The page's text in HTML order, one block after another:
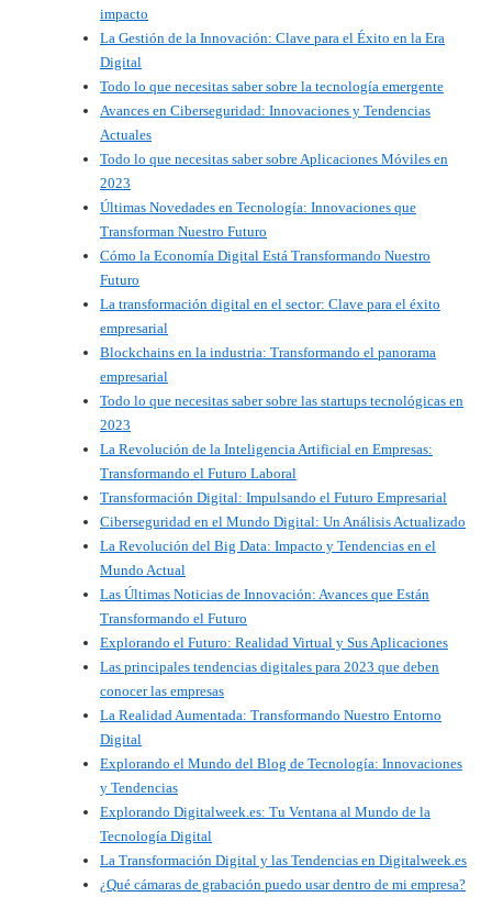
impacto
La Gestión de la Innovación: Clave para el Éxito en la Era
Digital
Todo lo que necesitas saber sobre la tecnología emergente
Avances en Ciberseguridad: Innovaciones y Tendencias
Actuales
Todo lo que necesitas saber sobre Aplicaciones Móviles en
2023
Últimas Novedades en Tecnología: Innovaciones que
Transforman Nuestro Futuro
Cómo la Economía Digital Está Transformando Nuestro
Futuro
La transformación digital en el sector: Clave para el éxito
empresarial
Blockchains en la industria: Transformando el panorama
empresarial
Todo lo que necesitas saber sobre las startups tecnológicas en
2023
La Revolución de la Inteligencia Artificial en Empresas:
Transformando el Futuro Laboral
Transformación Digital: Impulsando el Futuro Empresarial
Ciberseguridad en el Mundo Digital: Un Análisis Actualizado
La Revolución del Big Data: Impacto y Tendencias en el
Mundo Actual
Las Últimas Noticias de Innovación: Avances que Están
Transformando el Futuro
Explorando el Futuro: Realidad Virtual y Sus Aplicaciones
Las principales tendencias digitales para 2023 que deben
conocer las empresas
La Realidad Aumentada: Transformando Nuestro Entorno
Digital
Explorando el Mundo del Blog de Tecnología: Innovaciones
y Tendencias
Explorando Digitalweek.es: Tu Ventana al Mundo de la
Tecnología Digital
La Transformación Digital y las Tendencias en Digitalweek.es
¿Qué cámaras de grabación puedo usar dentro de mi empresa?